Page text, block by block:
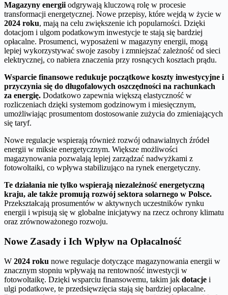
Magazyny energii odgrywają kluczową rolę w procesie
transformacji energetycznej. Nowe przepisy, które wejdą w życie w
2024 roku, mają na celu zwiększenie ich popularności. Dzięki
dotacjom i ulgom podatkowym inwestycje te stają się bardziej
opłacalne. Prosumenci, wyposażeni w magazyny energii, mogą
lepiej wykorzystywać swoje zasoby i zmniejszać zależność od sieci
elektrycznej, co nabiera znaczenia przy rosnących kosztach prądu.
Wsparcie finansowe redukuje początkowe koszty inwestycyjne i
przyczynia się do długofalowych oszczędności na rachunkach
za energię. Dodatkowo zapewnia większą elastyczność w
rozliczeniach dzięki systemom godzinowym i miesięcznym,
umożliwiając prosumentom dostosowanie zużycia do zmieniających
się taryf.
Nowe regulacje wspierają również rozwój odnawialnych źródeł
energii w miksie energetycznym. Większe możliwości
magazynowania pozwalają lepiej zarządzać nadwyżkami z
fotowoltaiki, co wpływa stabilizująco na rynek energetyczny.
Te działania nie tylko wspierają niezależność energetyczną
kraju, ale także promują rozwój sektora solarnego w Polsce.
Przekształcają prosumentów w aktywnych uczestników rynku
energii i wpisują się w globalne inicjatywy na rzecz ochrony klimatu
oraz zrównoważonego rozwoju.
Nowe Zasady i Ich Wpływ na Opłacalność
W 2024 roku nowe regulacje dotyczące magazynowania energii w
znacznym stopniu wpływają na rentowność inwestycji w
fotowoltaikę. Dzięki wsparciu finansowemu, takim jak dotacje i
ulgi podatkowe, te przedsięwzięcia stają się bardziej opłacalne.